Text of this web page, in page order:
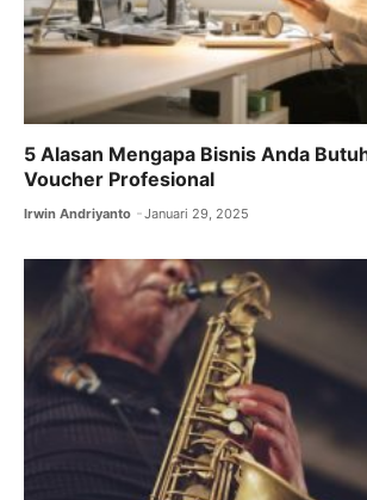
5 Alasan Mengapa Bisnis Anda
Voucher Profesional
Irwin Andriyanto Januari 29, 2025